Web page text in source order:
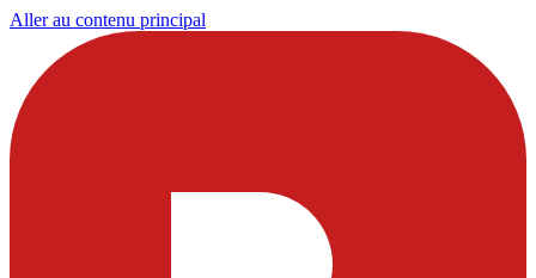
Aller au contenu principal